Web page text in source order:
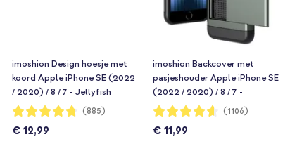
imoshion Design hoesje met
koord Apple iPhone SE (2022
/ 2020) / 8 / 7 - Jellyfish
Watercolor
Waardering:
94%
(885)
€ 12,99
imoshion Backcover met
pasjeshouder Apple iPhone SE
(2022 / 2020) / 8 / 7 -
Donkergroen
Waardering:
92%
(1106)
€ 11,99